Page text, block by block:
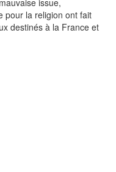
issue,
pour la religion ont fait
destinés à la France et